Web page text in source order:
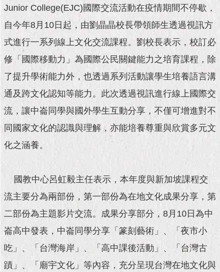
館
發
現
北
動
主
題
館
互
動
活
動
主
館
Junior College(EJC)國際交流活動在疫情期間不停歇，
自今年8月10日起，由劉晶晶校長帶領師生透過視訊方
式進行一系列線上文化交流課程。劉校長表示，校訂必
修「國際移動力」為國際公民關鍵能力之培育課程，除
了提升學術能力外，也透過系列活動讓學生培養語言溝
通及跨文化認知等能力。此次透過視訊進行線上國際交
流，讓中崙同學與國外學生互動分享，不僅可增進對不
同國家文化的認識與理解，亦能培養尊重與欣賞多元文
化之涵養。
國教中心呂虹毅主任表示，本年度與新加坡課程交
流主要分為兩部份，第一部份為在地文化成果分享，第
二部份為主題影片交流。成果分享部分，8月10日為中
崙高中發表，中崙同學分享「篆刻藝術」、「夜市小
吃」、「台灣海岸」、「高中課後活動」、「台灣古
蹟」、「廟宇文化」等內容，充分呈現台灣在地文化與